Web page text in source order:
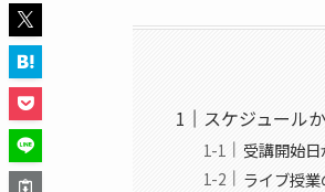
スケジュール
受講開始日
ライブ授